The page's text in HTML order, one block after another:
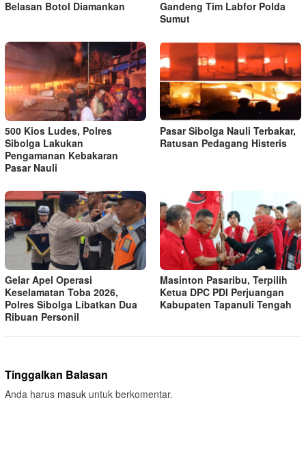
Belasan Botol Diamankan
Gandeng Tim Labfor Polda
Sumut
500 Kios Ludes, Polres
Sibolga Lakukan
Pengamanan Kebakaran
Pasar Nauli
Pasar Sibolga Nauli Terbakar,
Ratusan Pedagang Histeris
Gelar Apel Operasi
Keselamatan Toba 2026,
Polres Sibolga Libatkan Dua
Ribuan Personil
Masinton Pasaribu, Terpilih
Ketua DPC PDI Perjuangan
Kabupaten Tapanuli Tengah
Tinggalkan Balasan
Anda harus masuk untuk berkomentar.